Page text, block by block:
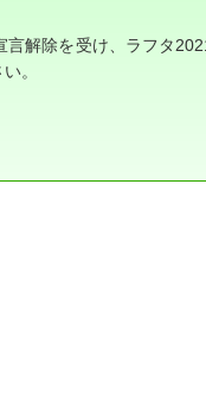
解除を受け、ラフタ
。